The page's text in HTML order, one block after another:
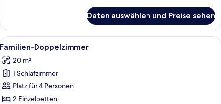
Doppel-
oder
-
Zweibettzimmer
Daten auswählen und Preise sehen
Alle
Fotos
für
Familien-
Doppelzimmer
anzeigen
Ein Hotelzimmer mit rotem Teppich,
9
Familien-Doppelzimmer
20 m²
1 Schlafzimmer
Platz für 4 Personen
2 Einzelbetten